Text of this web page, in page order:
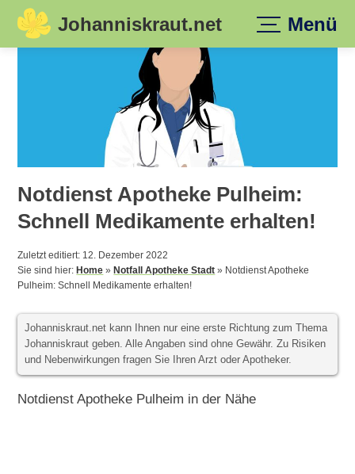
Skip
Johanniskraut.net Menü
Notdienst Apotheke Pulheim:
Schnell Medikamente erhalten!
Zuletzt editiert: 12. Dezember 2022
Sie sind hier:Home »Notfall Apotheke Stadt » Notdienst Apotheke
Pulheim: Schnell Medikamente erhalten!
Johanniskraut.net kann Ihnen nur eine erste Richtung zum Thema
Johanniskraut geben. Alle Angaben sind ohne Gewähr. Zu Risiken
und Nebenwirkungen fragen Sie Ihren Arzt oder Apotheker.
Notdienst Apotheke Pulheim in der Nähe